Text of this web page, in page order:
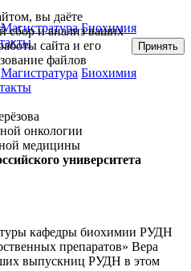
Магистратура Биохимия
Магистратура Биохимия
онкологии
медицины
университета
кафедры биохимии РУДН
препаратов» Вера
выпускниц РУДН в этом
вы даёте
сбор и анализ ваших
сайта и его
файлов
Принять